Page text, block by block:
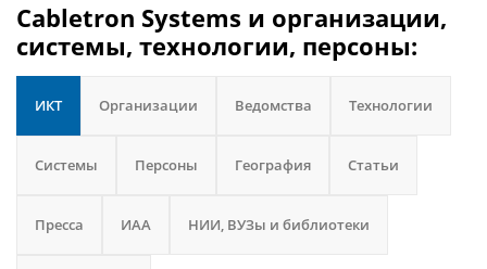
Cabletron Systems и организации,
системы, технологии, персоны:
ИКТ Организации Ведомства Технологии
Системы Персоны География Статьи
Пресса ИАА НИИ, ВУЗы и библиотеки